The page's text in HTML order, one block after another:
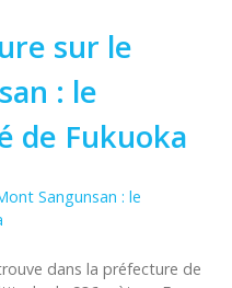
sur le
: le
de Fukuoka
dans la préfecture de